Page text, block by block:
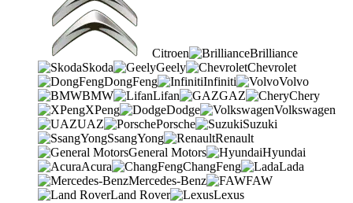
Citroen
Brilliance
Skoda
Geely
Chevrolet
DongFeng
Infiniti
Volvo
BMW
Lifan GAZ
Chery
XPeng
Dodge
Volkswagen
UAZ
Porsche
Suzuki
SsangYong
Renault
General Motors
Hyundai
Acura
ChangFeng
Lada
Mercedes-Benz
FAW
Land Rover
Lexus